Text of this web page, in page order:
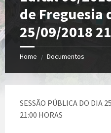
de Freguesia
25/09/2018
Home / Documentos
SESSÃO PÚBLICA DO DIA
21:00 HORAS